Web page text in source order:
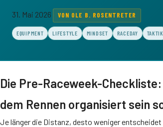
31. Mai 2026 VON OLE B. ROSENTRETER
EQUIPMENT LIFESTYLE MINDSET RACEDAY TAKTIK
Die Pre-Raceweek-
dem Rennen organisiert sein
Je länger die Distanz, desto weniger